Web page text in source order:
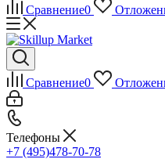
Сравнение0
Сравнение0
Телефоны
+7 (495)478-70-78